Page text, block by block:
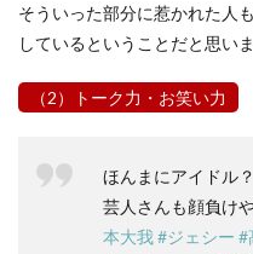
そういった部分に惹かれた人
しているということだと思いま
（2）トーク力・お笑い力
ほんまにアイドル？
芸人さんも顔負け
本大我#ジェシー #